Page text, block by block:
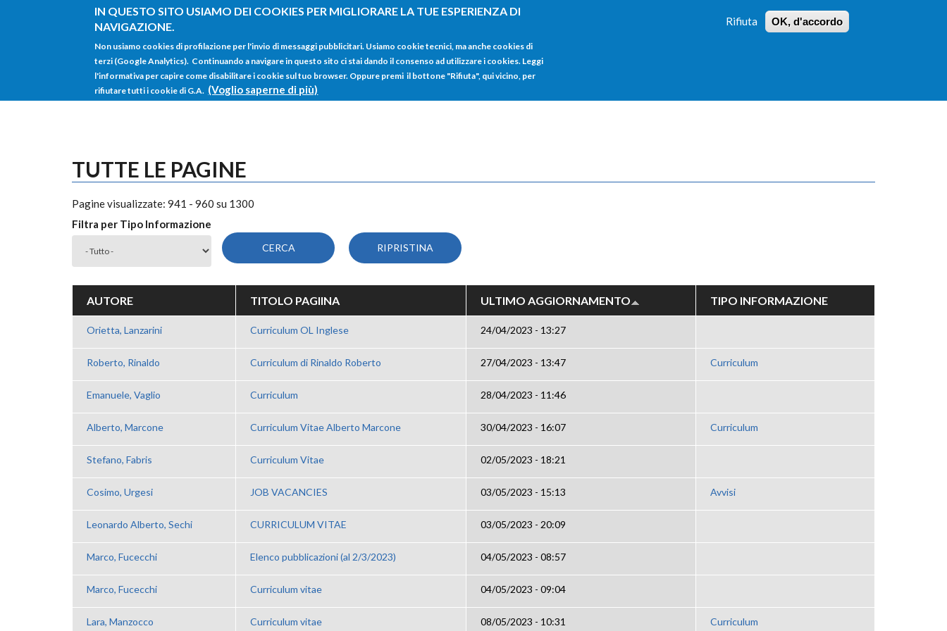
IN QUESTO SITO USIAMO DEI COOKIES PER MIGLIORARE LA TUE ESPERIENZA DI
NAVIGAZIONE.
Non usiamo cookies di profilazione per l'invio di messaggi pubblicitari. Usiamo cookie tecnici, ma anche cookies di
terzi (Google Analytics). Continuando a navigare in questo sito ci stai dando il consenso ad utilizzare i cookies. Leggi
l'informativa per capire come disabilitare i cookie sul tuo browser. Oppure premi il bottone "Rifiuta", qui vicino, per
rifiutare tutti i cookie di G.A. (Voglio saperne di più)
Rifiuta OK, d'accordo
Salta al contenuto principale
RICERCA
HOME
TUTTE LE PAGINE
Pagine visualizzate: 941 - 960 su 1300
Filtra per Tipo Informazione
AUTORE TITOLO PAGIINA ULTIMO AGGIORNAMENTO TIPO INFORMAZIONE
Orietta, Lanzarini Curriculum OL Inglese 24/04/2023 - 13:27
Roberto, Rinaldo Curriculum di Rinaldo Roberto 27/04/2023 - 13:47 Curriculum
Emanuele, Vaglio Curriculum 28/04/2023 - 11:46
Alberto, Marcone Curriculum Vitae Alberto Marcone 30/04/2023 - 16:07 Curriculum
Stefano, Fabris Curriculum Vitae 02/05/2023 - 18:21
Cosimo, Urgesi JOB VACANCIES 03/05/2023 - 15:13 Avvisi
Leonardo Alberto, Sechi CURRICULUM VITAE 03/05/2023 - 20:09
Marco, Fucecchi Elenco pubblicazioni (al 2/3/2023) 04/05/2023 - 08:57
Marco, Fucecchi Curriculum vitae 04/05/2023 - 09:04
Lara, Manzocco Curriculum vitae 08/05/2023 - 10:31 Curriculum